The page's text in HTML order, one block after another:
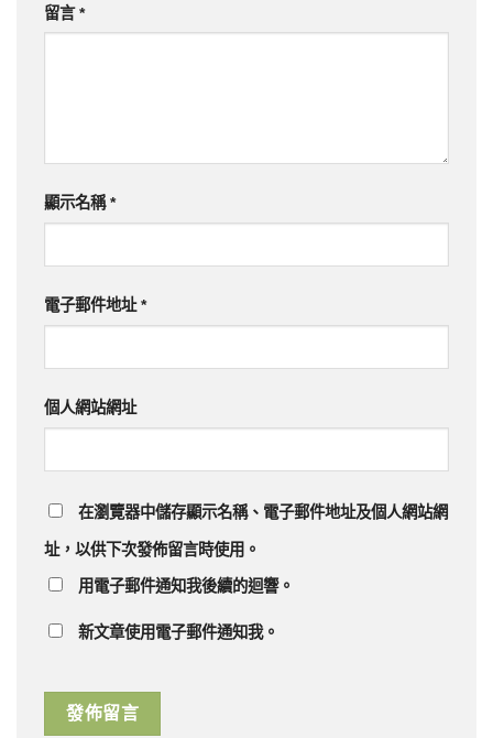
留言*
顯示名稱*
電子郵件地址*
個人網站網址
在瀏覽器中儲存顯示名稱、電子郵件地址及個人網站網
址，以供下次發佈留言時使用。
用電子郵件通知我後續的迴響。
新文章使用電子郵件通知我。